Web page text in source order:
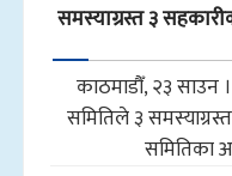
समस्याग्रस्त ३
काठमाडौँ, २३ साउन
समितिले ३
समितिका